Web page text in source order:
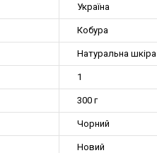
Україна
Кобура
Натуральна шкіра
1
300 г
Чорний
Новий